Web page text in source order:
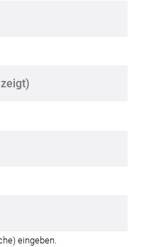
eingeben.